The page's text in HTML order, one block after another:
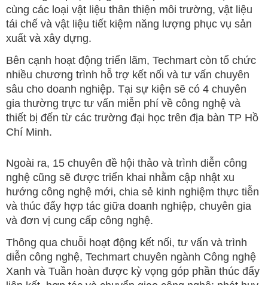
cùng các loại vật liệu thân thiện môi trường, vật liệu
tái chế và vật liệu tiết kiệm năng lượng phục vụ sản
xuất và xây dựng.
Bên cạnh hoạt động triển lãm, Techmart còn tổ chức
nhiều chương trình hỗ trợ kết nối và tư vấn chuyên
sâu cho doanh nghiệp. Tại sự kiện sẽ có 4 chuyên
gia thường trực tư vấn miễn phí về công nghệ và
thiết bị đến từ các trường đại học trên địa bàn TP Hồ
Chí Minh.
Ngoài ra, 15 chuyên đề hội thảo và trình diễn công
nghệ cũng sẽ được triển khai nhằm cập nhật xu
hướng công nghệ mới, chia sẻ kinh nghiệm thực tiễn
và thúc đẩy hợp tác giữa doanh nghiệp, chuyên gia
và đơn vị cung cấp công nghệ.
Thông qua chuỗi hoạt động kết nối, tư vấn và trình
diễn công nghệ, Techmart chuyên ngành Công nghệ
Xanh và Tuần hoàn được kỳ vọng góp phần thúc đẩy